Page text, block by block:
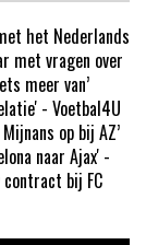
het Nederlands
met vragen over
meer van’
- Voetbal4U
op bij AZ’
naar Ajax' -
contract bij FC